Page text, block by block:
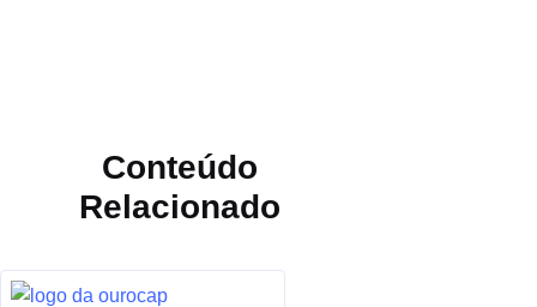
Conteúdo
Relacionado